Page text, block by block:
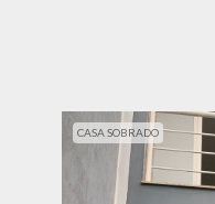
CASA SOBRADO